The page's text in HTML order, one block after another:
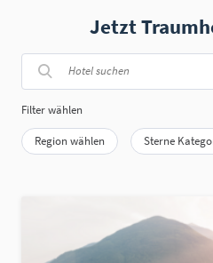
Jetzt
Filter wählen
Region wählen Sterne